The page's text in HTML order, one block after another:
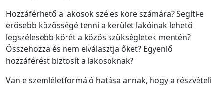
Hozzáférhető a lakosok széles köre számára? Segíti-e
erősebb közösségé tenni a kerület lakóinak lehető
legszélesebb körét a közös szükségletek mentén?
Összehozza és nem elválasztja őket? Egyenlő
hozzáférést biztosít a lakosoknak?
Van-e szemléletformáló hatása annak, hogy a részvételi